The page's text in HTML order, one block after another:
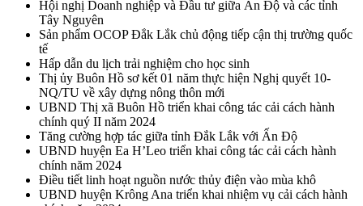
Hội nghị Doanh nghiệp và Đầu tư giữa Ấn Độ và các tỉnh
Tây Nguyên
Sản phẩm OCOP Đắk Lắk chủ động tiếp cận thị trường quốc
tế
Hấp dẫn du lịch trải nghiệm cho học sinh
Thị ủy Buôn Hồ sơ kết 01 năm thực hiện Nghị quyết 10-
NQ/TU về xây dựng nông thôn mới
UBND Thị xã Buôn Hồ triển khai công tác cải cách hành
chính quý II năm 2024
Tăng cường hợp tác giữa tỉnh Đắk Lắk với Ấn Độ
UBND huyện Ea H’Leo triển khai công tác cải cách hành
chính năm 2024
Điều tiết linh hoạt nguồn nước thủy điện vào mùa khô
UBND huyện Krông Ana triển khai nhiệm vụ cải cách hành